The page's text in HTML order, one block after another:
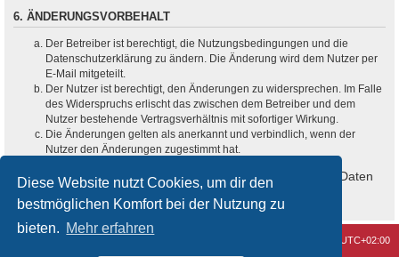
Diese Website nutzt Cookies, um dir den
bestmöglichen Komfort bei der Nutzung zu
bieten. Mehr erfahren
6. ÄNDERUNGSVORBEHALT
Der Betreiber ist berechtigt, die Nutzungsbedingungen und die
Datenschutzerklärung zu ändern. Die Änderung wird dem Nutzer per
E-Mail mitgeteilt.
Der Nutzer ist berechtigt, den Änderungen zu widersprechen. Im Falle
des Widerspruchs erlischt das zwischen dem Betreiber und dem
Nutzer bestehende Vertragsverhältnis mit sofortiger Wirkung.
Die Änderungen gelten als anerkannt und verbindlich, wenn der
Nutzer den Änderungen zugestimmt hat.
Informationen über den Umgang mit deinen persönlichen Daten
sind in der Datenschutzerklärung enthalten.
UTC+02:00